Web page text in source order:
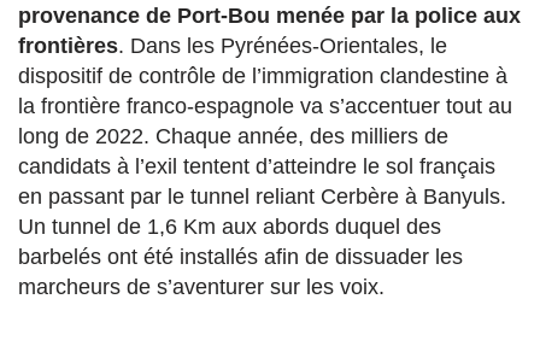
provenance de Port-Bou menée par la police aux
frontières. Dans les Pyrénées-Orientales, le
dispositif de contrôle de l’immigration clandestine à
la frontière franco-espagnole va s’accentuer tout au
long de 2022. Chaque année, des milliers de
candidats à l’exil tentent d’atteindre le sol français
en passant par le tunnel reliant Cerbère à Banyuls.
Un tunnel de 1,6 Km aux abords duquel des
barbelés ont été installés afin de dissuader les
marcheurs de s’aventurer sur les voix.